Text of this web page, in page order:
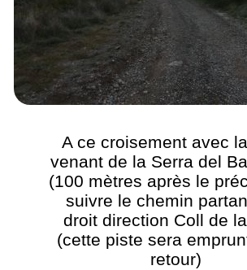
A ce croisement avec
venant de la Serra del
(100 mètres après le
suivre le chemin
droit direction Coll de
(cette piste sera
retour)